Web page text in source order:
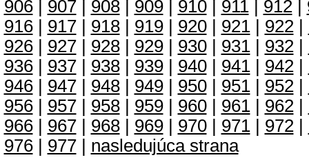
906| 907| 908| 909| 910| 911| 912|
916| 917| 918| 919| 920| 921| 922|
926| 927| 928| 929| 930| 931| 932|
936| 937| 938| 939| 940| 941| 942|
946| 947| 948| 949| 950| 951| 952|
956| 957| 958| 959| 960| 961| 962|
966| 967| 968| 969| 970| 971| 972|
976| 977| nasledujúca strana